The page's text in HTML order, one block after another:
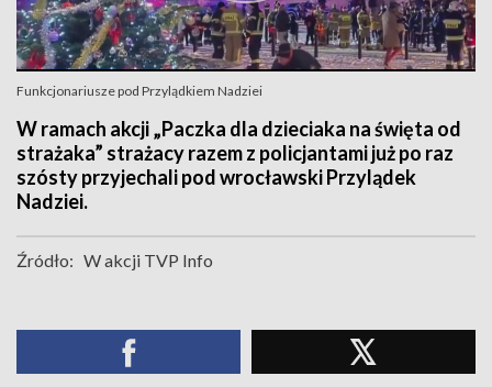
Funkcjonariusze pod Przylądkiem Nadziei
W ramach akcji „Paczka dla dzieciaka na święta od
strażaka” strażacy razem z policjantami już po raz
szósty przyjechali pod wrocławski Przylądek
Nadziei.
Źródło: W akcji TVP Info